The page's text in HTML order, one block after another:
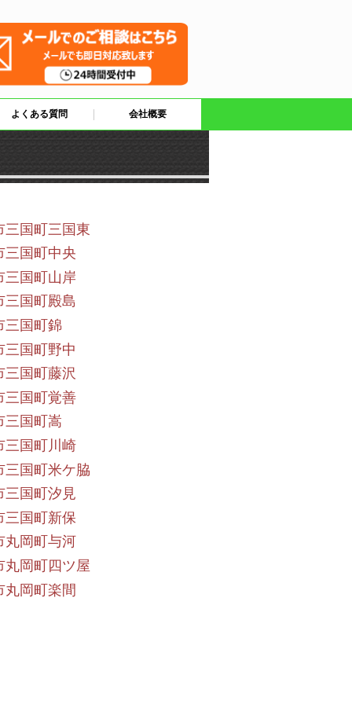
よくある質問 会社概要
三国町三国東
三国町中央
三国町山岸
三国町殿島
三国町錦
三国町野中
三国町藤沢
三国町覚善
三国町嵩
三国町川崎
三国町米ケ脇
三国町汐見
三国町新保
丸岡町与河
丸岡町四ツ屋
丸岡町楽間